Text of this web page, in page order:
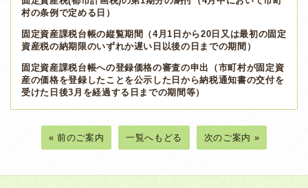
村の条例で定める日）
固定資産課税台帳の縦覧期間（4月1日から20日又は最初の固定
資産税の納期限のいずれか遅い日以後の日までの期間）
固定資産課税台帳への登録価格の審査の申出（市町村が固定資
産の価格を登録したことを公示した日から納税通知書の交付を
受けた日後3月を経過する日までの期間等）
« 前のご案内 一覧へもどる 次のご案内 »